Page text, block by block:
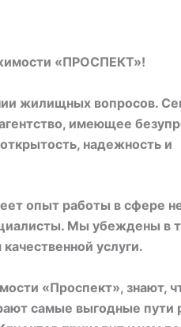
«ПРОСПЕКТ»!
жилищных вопросов.
имеющее
надежность и
опыт работы в сфере
Мы убеждены в
услуги.
«Проспект», знают,
самые выгодные пути